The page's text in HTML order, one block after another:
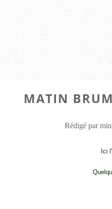
MATIN
Rédigé par
Ici